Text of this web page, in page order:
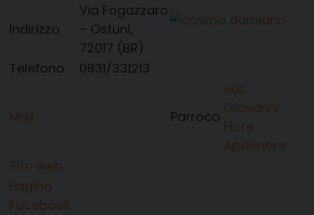
Indirizzo
Via Fogazzaro
– Ostuni,
72017 (BR)
Telefono
0831/331213
Mail Parroco
sac.
Giovanni
Flore
Apollinare
Sito web
Pagina
Facebook